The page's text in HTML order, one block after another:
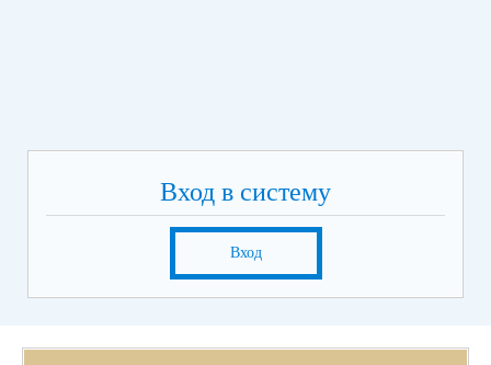
Вход в систему
Вход